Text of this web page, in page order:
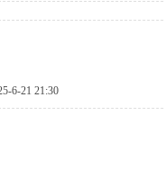
6-21 21:30